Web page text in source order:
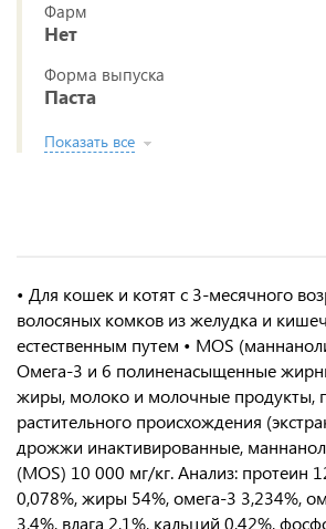
Фарм
Нет
Форма выпуска
Паста
Показать все
• Для кошек и котят с 3-месячного
волосяных комков из желудка и
естественным путем • MOS
Омега-3 и 6 полиненасыщенные
жиры, молоко и молочные продукты,
растительного происхождения
дрожжи инактивированные,
(MOS) 10 000 мг/кг. Анализ: протеин
0,078%, жиры 54%, омега-3 3,234%,
3,4%, влага 2,1%, кальций 0,42%,